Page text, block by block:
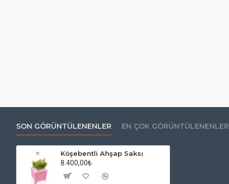
SON GÖRÜNTÜLENENLER EN ÇOK GÖRÜNTÜLENENLER
Köşebentli Ahşap Saksı
8.400,00₺